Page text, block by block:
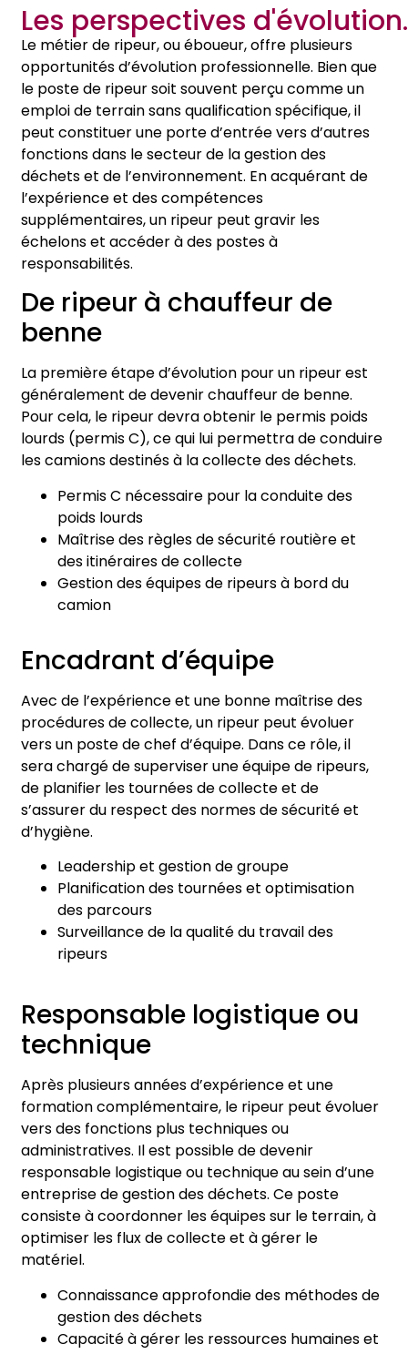
Les perspectives d'évolution.
Le métier de ripeur, ou éboueur, offre plusieurs
opportunités d’évolution professionnelle. Bien que
le poste de ripeur soit souvent perçu comme un
emploi de terrain sans qualification spécifique, il
peut constituer une porte d’entrée vers d’autres
fonctions dans le secteur de la gestion des
déchets et de l’environnement. En acquérant de
l’expérience et des compétences
supplémentaires, un ripeur peut gravir les
échelons et accéder à des postes à
responsabilités.
De ripeur à chauffeur de
benne
La première étape d’évolution pour un ripeur est
généralement de devenir chauffeur de benne.
Pour cela, le ripeur devra obtenir le permis poids
lourds (permis C), ce qui lui permettra de conduire
les camions destinés à la collecte des déchets.
Permis C nécessaire pour la conduite des
poids lourds
Maîtrise des règles de sécurité routière et
des itinéraires de collecte
Gestion des équipes de ripeurs à bord du
camion
Encadrant d’équipe
Avec de l’expérience et une bonne maîtrise des
procédures de collecte, un ripeur peut évoluer
vers un poste de chef d’équipe. Dans ce rôle, il
sera chargé de superviser une équipe de ripeurs,
de planifier les tournées de collecte et de
s’assurer du respect des normes de sécurité et
d’hygiène.
Leadership et gestion de groupe
Planification des tournées et optimisation
des parcours
Surveillance de la qualité du travail des
ripeurs
Responsable logistique ou
technique
Après plusieurs années d’expérience et une
formation complémentaire, le ripeur peut évoluer
vers des fonctions plus techniques ou
administratives. Il est possible de devenir
responsable logistique ou technique au sein d’une
entreprise de gestion des déchets. Ce poste
consiste à coordonner les équipes sur le terrain, à
optimiser les flux de collecte et à gérer le
matériel.
Connaissance approfondie des méthodes de
gestion des déchets
Capacité à gérer les ressources humaines et